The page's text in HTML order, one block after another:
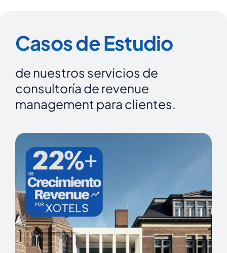
Casos de Estudio
de nuestros servicios de
consultoría de revenue
management para clientes.